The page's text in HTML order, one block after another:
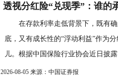
透视分红险“兑现季”：谁的
在存款利率走低背景下，既有确
底，又有成长性的“浮动利益”作为
儿。根据中国保险行业协会近日披
2026-08-05 来源：中国证券报